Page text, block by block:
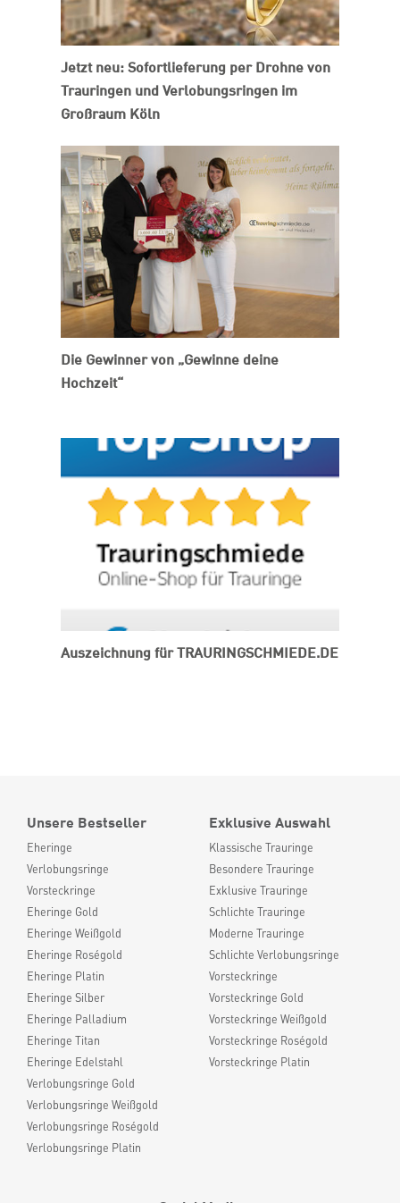
Jetzt neu: Sofortlieferung per Drohne von
Trauringen und Verlobungsringen im
Großraum Köln
Die Gewinner von „Gewinne deine
Hochzeit“
Auszeichnung für TRAURINGSCHMIEDE.DE
Unsere Bestseller
Eheringe
Verlobungsringe
Vorsteckringe
Eheringe Gold
Eheringe Weißgold
Eheringe Roségold
Eheringe Platin
Eheringe Silber
Eheringe Palladium
Eheringe Titan
Eheringe Edelstahl
Verlobungsringe Gold
Verlobungsringe Weißgold
Verlobungsringe Roségold
Verlobungsringe Platin
Exklusive Auswahl
Klassische Trauringe
Besondere Trauringe
Exklusive Trauringe
Schlichte Trauringe
Moderne Trauringe
Schlichte Verlobungsringe
Vorsteckringe
Vorsteckringe Gold
Vorsteckringe Weißgold
Vorsteckringe Roségold
Vorsteckringe Platin